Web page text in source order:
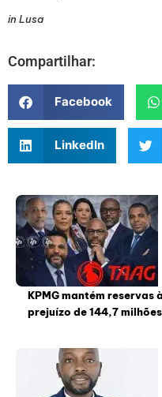
in Lusa
Compartilhar:
Facebook
LinkedIn
KPMG mantém reservas
prejuízo de 144,7